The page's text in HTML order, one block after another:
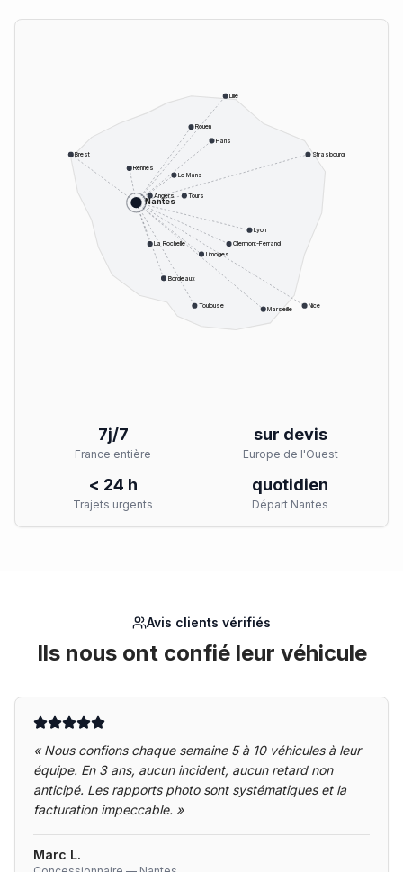
Nantes
Paris
Lyon
Marseille
Toulouse
Bordeaux
Nice
Strasbourg
Lille
Rennes
Angers
Le Mans
Tours
Limoges
Clermont-Ferrand
Rouen
Brest
La Rochelle
7j/7
France entière
sur devis
Europe de l'Ouest
< 24 h
Trajets urgents
quotidien
Départ Nantes
Avis clients vérifiés
Ils nous ont confié leur véhicule
« Nous confions chaque semaine 5 à 10 véhicules à leur
équipe. En 3 ans, aucun incident, aucun retard non
anticipé. Les rapports photo sont systématiques et la
facturation impeccable. »
Marc L.